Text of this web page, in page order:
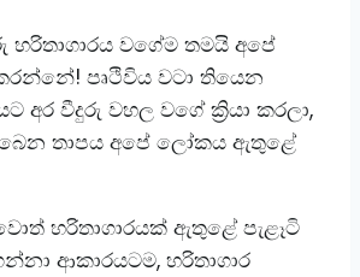
හරිතාගාරය වගේම තමයි අපේ
පෘථිවිය වටා තියෙන
අර වීදුරු වහල වගේ ක්‍රියා කරලා,
තාපය අපේ ලෝකය ඇතුළේ
හරිතාගාරයක් ඇතුළේ පැළෑටි
ආකාරයටම, හරිතාගාර